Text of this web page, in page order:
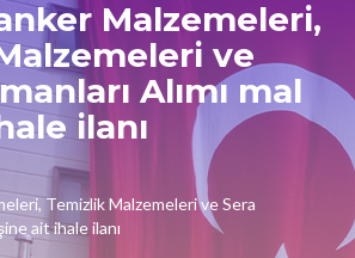
Malzemeleri,
ve
Alımı mal
ilanı
Temizlik Malzemeleri ve Sera
ait ihale ilanı